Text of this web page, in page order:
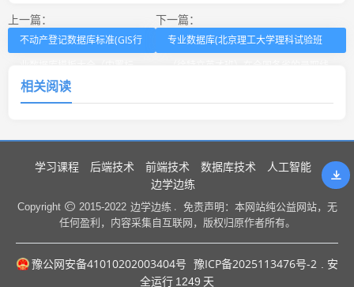
上一篇：
不动产登记数据库标准(GIS行
准）)
下一篇：
专业数据库(北京理工大学理科试验班
相关阅读
学习课程 后端技术 前端技术 数据库技术
人工智能
边学边练
Copyright 2015-2022 边学边练 .
免责声明：本网站纯公益网站，无
任何盈利，内容采集自互联网，版权归原作者所有。
豫公网安备41010202003404号 豫ICP备2025113476号-2
. 安
全运行 1249 天